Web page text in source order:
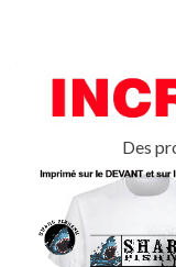
Des